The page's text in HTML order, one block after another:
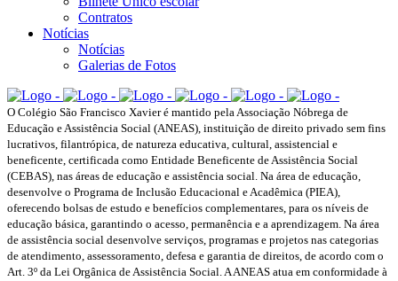
Contratos
Notícias
Notícias
Galerias de Fotos
O Colégio São Francisco Xavier é mantido pela Associação Nóbrega de
Educação e Assistência Social (ANEAS), instituição de direito privado sem fins
lucrativos, filantrópica, de natureza educativa, cultural, assistencial e
beneficente, certificada como Entidade Beneficente de Assistência Social
(CEBAS), nas áreas de educação e assistência social. Na área de educação,
desenvolve o Programa de Inclusão Educacional e Acadêmica (PIEA),
oferecendo bolsas de estudo e benefícios complementares, para os níveis de
educação básica, garantindo o acesso, permanência e a aprendizagem. Na área
de assistência social desenvolve serviços, programas e projetos nas categorias
de atendimento, assessoramento, defesa e garantia de direitos, de acordo com o
Art. 3º da Lei Orgânica de Assistência Social. A ANEAS atua em conformidade à